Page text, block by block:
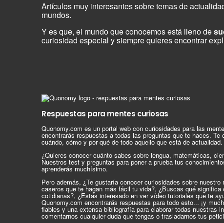
Artículos muy interesantes sobre temas de
mundos.
Y es que, el mundo que conocemos está lleno de
curiosidad especial y siempre quieres encontrar
Respuestas para mentes curiosas
Quonomy.com es un portal web con curiosidades para las
encontrarás respuestas a todas las preguntas que te haces. Te
cuándo, cómo y por qué de todo aquello que está de actualidad.
¿Quieres conocer cuánto sabes sobre lengua, matemáticas,
Nuestros test y preguntas para poner a prueba tus
aprenderás muchísimo.
Pero además, ¿Te gustaría conocer curiosidades sobre
caseros que te hagan más fácil tu vida?, ¿Buscas qué significa
cotidianas?, ¿Estás interesado en ver vídeo tutoriales que te
Quonomy.com encontrarás respuestas para todo esto... ¡y
fiables y una extensa bibliografía para elaborar todas nuestras
comentarnos cualquier duda que tengas o trasladarnos tus